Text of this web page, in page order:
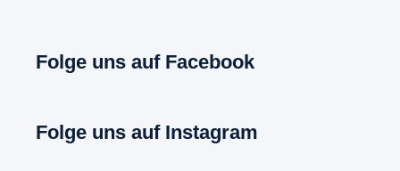
Folge uns auf Facebook
Folge uns auf Instagram